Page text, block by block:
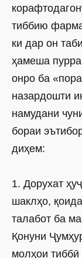
тиббию
ки дар он
ҳамеша
онро ба
назардошти
намудани
бораи
диҳем:
1. Дорухат
шаклҳо,
талабот ба
Қонуни
молҳои